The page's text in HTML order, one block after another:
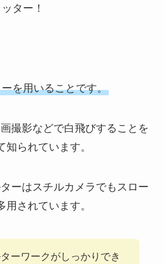
ター！
を用いることです。
撮影などで白飛びすることを
知られています。
ーはスチルカメラでもスロー
用されています。
ーワークがしっかりでき